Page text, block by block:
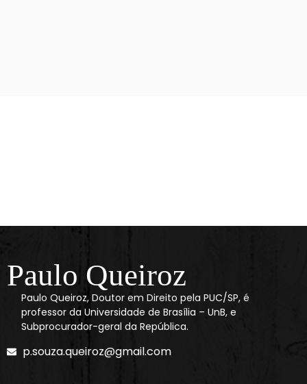
Paulo Queiroz
Paulo Queiroz, Doutor em Direito pela PUC/SP, é
professor da Universidade de Brasília – UnB, e
Subprocurador-geral da República.
p.souza.queiroz@gmail.com